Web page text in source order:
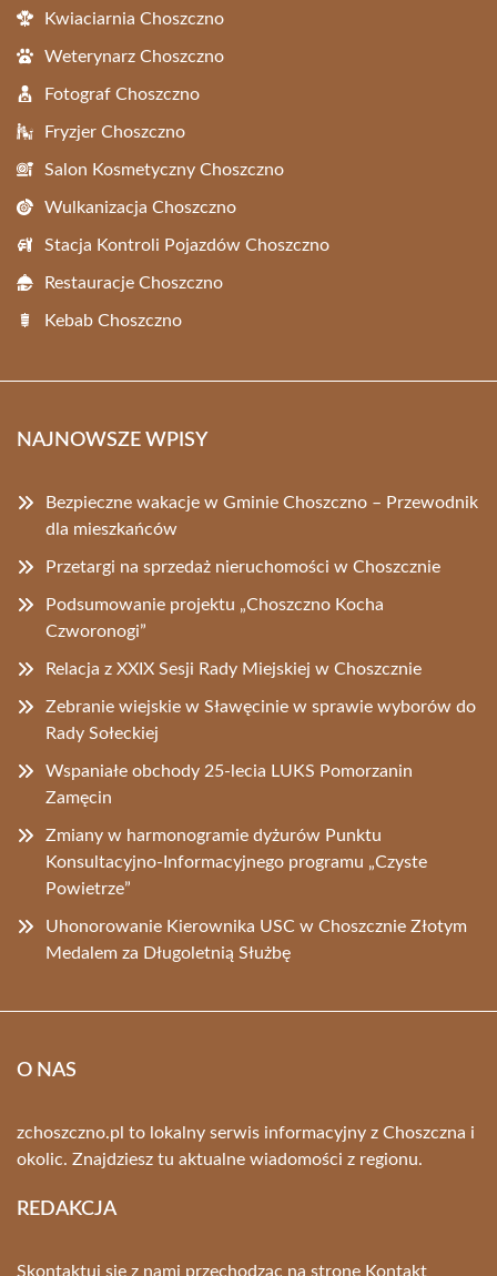
Kwiaciarnia Choszczno
Weterynarz Choszczno
Fotograf Choszczno
Fryzjer Choszczno
Salon Kosmetyczny Choszczno
Wulkanizacja Choszczno
Stacja Kontroli Pojazdów Choszczno
Restauracje Choszczno
Kebab Choszczno
NAJNOWSZE WPISY
Bezpieczne wakacje w Gminie Choszczno – Przewodnik
dla mieszkańców
Przetargi na sprzedaż nieruchomości w Choszcznie
Podsumowanie projektu „Choszczno Kocha
Czworonogi”
Relacja z XXIX Sesji Rady Miejskiej w Choszcznie
Zebranie wiejskie w Sławęcinie w sprawie wyborów do
Rady Sołeckiej
Wspaniałe obchody 25-lecia LUKS Pomorzanin
Zamęcin
Zmiany w harmonogramie dyżurów Punktu
Konsultacyjno-Informacyjnego programu „Czyste
Powietrze”
Uhonorowanie Kierownika USC w Choszcznie Złotym
Medalem za Długoletnią Służbę
O NAS
zchoszczno.pl to lokalny serwis informacyjny z Choszczna i
okolic. Znajdziesz tu aktualne wiadomości z regionu.
REDAKCJA
Skontaktuj się z nami przechodząc na stronę Kontakt